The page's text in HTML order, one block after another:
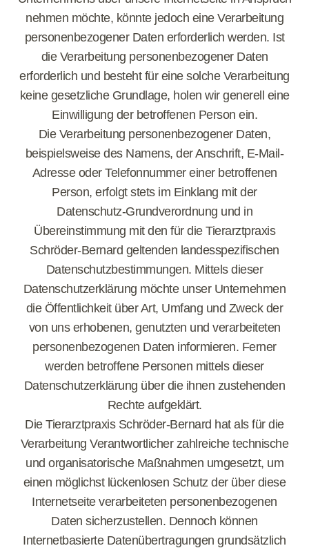
nehmen möchte, könnte jedoch eine Verarbeitung
personenbezogener Daten erforderlich werden. Ist
die Verarbeitung personenbezogener Daten
erforderlich und besteht für eine solche Verarbeitung
keine gesetzliche Grundlage, holen wir generell eine
Einwilligung der betroffenen Person ein.
Die Verarbeitung personenbezogener Daten,
beispielsweise des Namens, der Anschrift, E-Mail-
Adresse oder Telefonnummer einer betroffenen
Person, erfolgt stets im Einklang mit der
Datenschutz-Grundverordnung und in
Übereinstimmung mit den für die Tierarztpraxis
Schröder-Bernard geltenden landesspezifischen
Datenschutzbestimmungen. Mittels dieser
Datenschutzerklärung möchte unser Unternehmen
die Öffentlichkeit über Art, Umfang und Zweck der
von uns erhobenen, genutzten und verarbeiteten
personenbezogenen Daten informieren. Ferner
werden betroffene Personen mittels dieser
Datenschutzerklärung über die ihnen zustehenden
Rechte aufgeklärt.
Die Tierarztpraxis Schröder-Bernard hat als für die
Verarbeitung Verantwortlicher zahlreiche technische
und organisatorische Maßnahmen umgesetzt, um
einen möglichst lückenlosen Schutz der über diese
Internetseite verarbeiteten personenbezogenen
Daten sicherzustellen. Dennoch können
Internetbasierte Datenübertragungen grundsätzlich